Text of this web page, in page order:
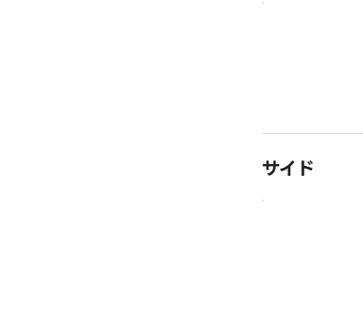
サイド